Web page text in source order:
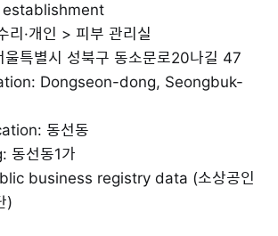
·개인 > 피부 관리실
특별시 성북구 동소문로20나길 47
Dongseon-dong, Seongbuk-
동선동
동선동1가
business registry data (소상공인
)